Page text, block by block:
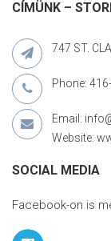
CÍMÜNK –
747 ST.
Phone:
Email:
Website:
SOCIAL MEDIA
Facebook-on is